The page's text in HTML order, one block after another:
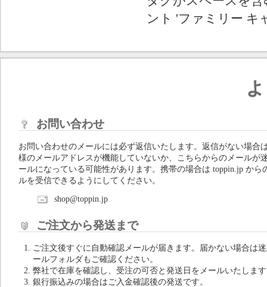
ント 'ファミリー キ
お問い合わせ
お問い合わせのメールには必ず返信いたします。返信がない場合
様のメールアドレスが機能していないか、こちらからのメールが
ールになっている可能性があります。携帯の場合は toppin.jp から
ルを受信できるようにしてください。
shop@toppin.jp
ご注文から発送まで
ご注文後すぐに自動確認メールが届きます。届かない場合は
ールフォルダもご確認ください。
弊社で在庫を確認し、受注の可否と発送日をメールいたしま
銀行振込みの場合はご入金確認後の発送です。